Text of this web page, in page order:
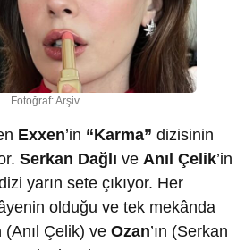
Fotoğraf: Arşiv
Exxen’in “Karma” dizisinin
Serkan Dağlı ve Anıl Çelik’in
yarın sete çıkıyor. Her
olduğu ve tek mekânda
(Anıl Çelik) ve Ozan’ın (Serkan